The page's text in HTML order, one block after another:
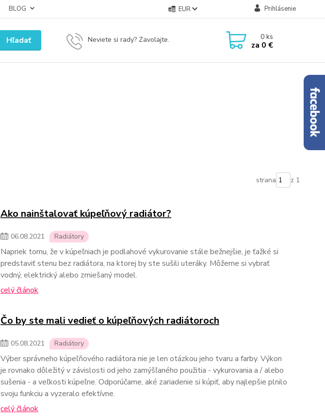
BLOG EUR Prihlásenie
Hľadať Neviete si rady? Zavolajte. 0ks
za 0 €
strana z 1
Ako nainštalovať kúpeľňový radiátor?
06.08.2021 Radiátory
Napriek tomu, že v kúpeľniach je podlahové vykurovanie stále bežnejšie, je ťažké si
predstaviť stenu bez radiátora, na ktorej by ste sušili uteráky. Môžeme si vybrať
vodný, elektrický alebo zmiešaný model.
celý článok
Čo by ste mali vedieť o kúpeľňových radiátoroch
05.08.2021 Radiátory
Výber správneho kúpeľňového radiátora nie je len otázkou jeho tvaru a farby. Výkon
je rovnako dôležitý v závislosti od jeho zamýšľaného použitia - vykurovania a / alebo
sušenia - a veľkosti kúpeľne. Odporúčame, aké zariadenie si kúpiť, aby najlepšie plnilo
svoju funkciu a vyzeralo efektívne.
celý článok